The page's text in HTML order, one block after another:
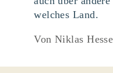
welches Land.
Von Niklas